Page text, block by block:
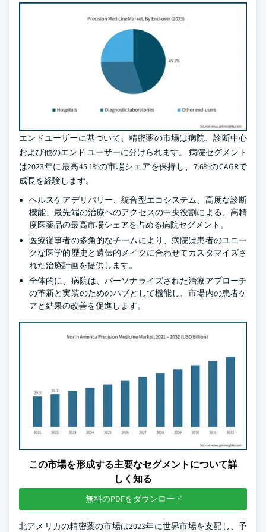
エンドユーザーに基づいて、精密薬の市場は病院、診断中心
および他のエンド ユーザーに分けられます。 病院セグメント
は2023年に最高45.1%の市場シェアを保持し、7.6%のCAGRで
成長を経験します。
ヘルスケアデリバリー、統合型エコシステム、高度な診断
機能、最先端の治療へのアクセスの中央役割による、高精
度医薬品の最高市場シェアを占める病院セグメント。
医療従事者の多角的なチームにより、病院は患者のユニー
クな医学的歴史と遺伝的メイクに合わせてカスタマイズさ
れた治療計画を提供します。
全体的に、病院は、パーソナライズされた治療アプローチ
の革新と実装のためのハブとして機能し、市場内の患者ケ
アと結果の改善を促進します。
この市場を形成する主要なセグメントについて詳
しく知る
無料のPDFをダウンロード
北アメリカの精密薬の市場は2023年に世界市場を支配し、予